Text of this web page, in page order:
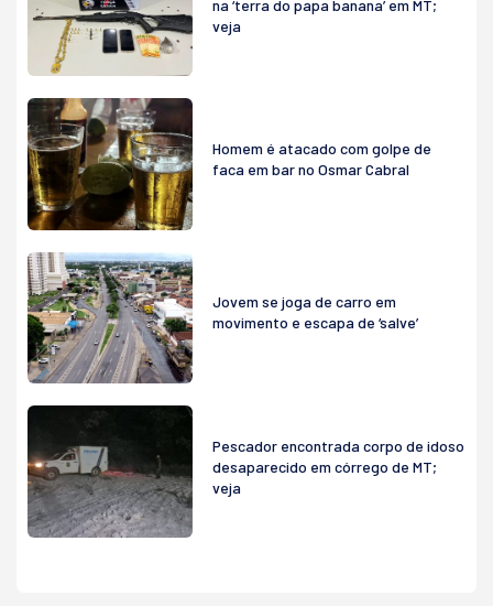
na ‘terra do papa banana’ em MT;
veja
Homem é atacado com golpe de
faca em bar no Osmar Cabral
Jovem se joga de carro em
movimento e escapa de ‘salve’
Pescador encontrada corpo de idoso
desaparecido em córrego de MT;
veja